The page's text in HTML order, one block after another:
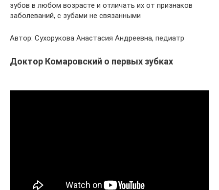
зубов в любом возрасте и отличать их от признаков
заболеваний, с зубами не связанными
Автор: Сухорукова Анастасия Андреевна, педиатр
Доктор Комаровский о первых зубках